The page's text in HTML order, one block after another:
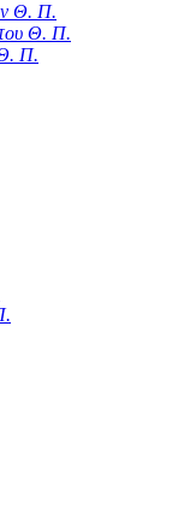
Θ. Π.
του Θ. Π.
Θ. Π.